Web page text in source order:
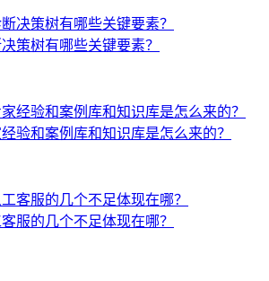
策树有哪些关键要素？
验和案例库和知识库是怎么来的？
服的几个不足体现在哪？